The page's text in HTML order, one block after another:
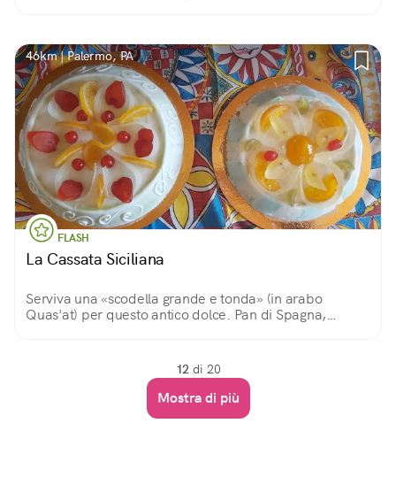
46km | Palermo, PA
FLASH
La Cassata Siciliana
Serviva una «scodella grande e tonda» (in arabo
Quas'at) per questo antico dolce. Pan di Spagna,
12 di 20
Mostra di più